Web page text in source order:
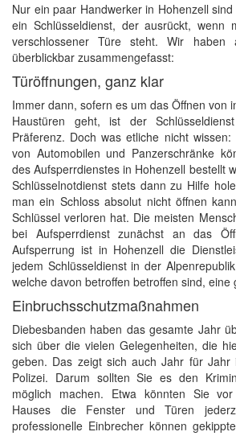
Nur ein paar Handwerker in Hohenzell
ein Schlüsseldienst, der ausrückt, wenn
verschlossener Türe steht. Wir
überblickbar zusammengefasst:
Türöffnungen, ganz klar
Immer dann, sofern es um das Öffnen von
Haustüren geht, ist der
Präferenz. Doch was etliche nicht wissen:
von Automobilen und Panzerschränke
des Aufsperrdienstes in Hohenzell bestellt
Schlüsselnotdienst stets dann zu Hilfe
man ein Schloss absolut nicht öffnen
Schlüssel verloren hat. Die meisten
bei Aufsperrdienst zunächst an das
Aufsperrung ist in Hohenzell die
jedem Schlüsseldienst in der
welche davon betroffen betroffen sind, eine
Einbruchsschutzmaßnahmen
Diebesbanden haben das gesamte Jahr
sich über die vielen Gelegenheiten, die
geben. Das zeigt sich auch Jahr für Jahr
Polizei. Darum sollten Sie es den
möglich machen. Etwa könnten Sie
Hauses die Fenster und Türen
professionelle Einbrecher können